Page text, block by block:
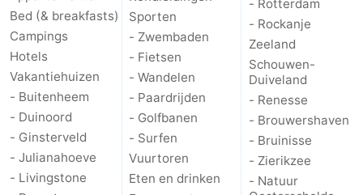
Parkeren
Medische
adressen
Regio
Zuid-
Holland
-
Leiden
Bollenstreek
Bed (& breakfasts)
Campings
Hotels
Vakantiehuizen
- Buitenheem
- Duinoord
- Ginsterveld
- Julianahoeve
- Livingstone
Sporten
- Zwembaden
- Fietsen
- Wandelen
- Paardrijden
- Golfbanen
- Surfen
Vuurtoren
Eten en drinken
- Rotterdam
- Rockanje
Zeeland
Schouwen-
Duiveland
- Renesse
- Brouwershaven
- Bruinisse
- Zierikzee
- Natuur